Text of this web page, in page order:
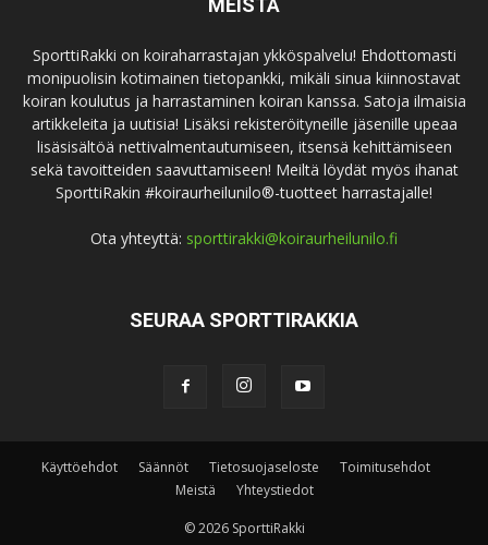
SporttiRakki on koiraharrastajan ykköspalvelu! Ehdottomasti
monipuolisin kotimainen tietopankki, mikäli sinua kiinnostavat
koiran koulutus ja harrastaminen koiran kanssa. Satoja ilmaisia
artikkeleita ja uutisia! Lisäksi rekisteröityneille jäsenille upeaa
lisäsisältöä nettivalmentautumiseen, itsensä kehittämiseen
sekä tavoitteiden saavuttamiseen! Meiltä löydät myös ihanat
SporttiRakin #koiraurheilunilo®-tuotteet harrastajalle!
Ota yhteyttä: sporttirakki@koiraurheilunilo.fi
SEURAA SPORTTIRAKKIA
Käyttöehdot Säännöt Tietosuojaseloste
Toimitusehdot
Meistä
Yhteystiedot
© 2026 SporttiRakki